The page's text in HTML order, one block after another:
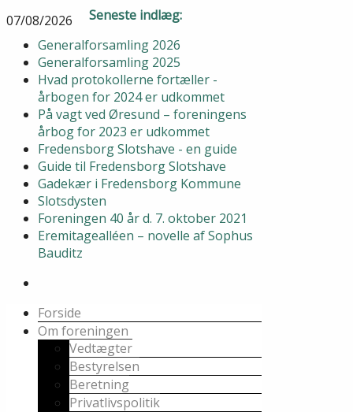
07/08/2026
Seneste indlæg:
Generalforsamling 2026
Generalforsamling 2025
Hvad protokollerne fortæller -
årbogen for 2024 er udkommet
På vagt ved Øresund – foreningens
årbog for 2023 er udkommet
Fredensborg Slotshave - en guide
Guide til Fredensborg Slotshave
Gadekær i Fredensborg Kommune
Slotsdysten
Foreningen 40 år d. 7. oktober 2021
Eremitagealléen – novelle af Sophus
Bauditz
Forside
Om foreningen
Vedtægter
Bestyrelsen
Beretning
Privatlivspolitik